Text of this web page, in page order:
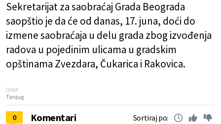
Sekretarijat za saobraćaj Grada Beograda
saopštio je da će od danas, 17. juna, doći do
izmene saobraćaja u delu grada zbog izvođenja
radova u pojedinim ulicama u gradskim
opštinama Zvezdara, Čukarica i Rakovica.
Izvor:
Tanjug
0 Komentari Sortiraj po: